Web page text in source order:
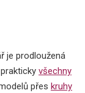
je prodloužená
všechny
přes kruhy